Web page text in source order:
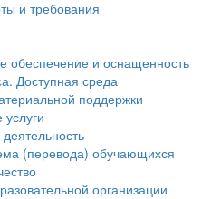
и требования
обеспечение и оснащенность
Доступная среда
поддержки
(перевода) обучающихся
организации